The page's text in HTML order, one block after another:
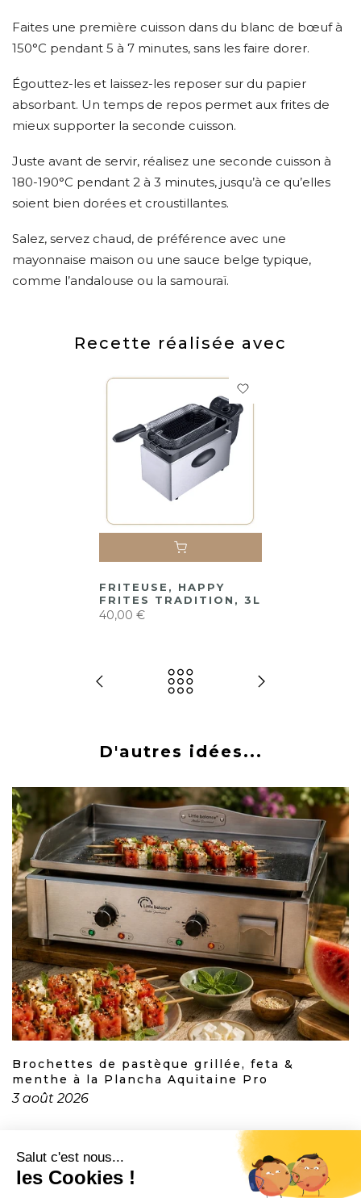
Faites une première cuisson dans du blanc de bœuf à
150°C pendant 5 à 7 minutes, sans les faire dorer.
Égouttez-les et laissez-les reposer sur du papier
absorbant. Un temps de repos permet aux frites de
mieux supporter la seconde cuisson.
Juste avant de servir, réalisez une seconde cuisson à
180-190°C pendant 2 à 3 minutes, jusqu’à ce qu’elles
soient bien dorées et croustillantes.
Salez, servez chaud, de préférence avec une
mayonnaise maison ou une sauce belge typique,
comme l’andalouse ou la samouraï.
Recette réalisée avec
FRITEUSE, HAPPY
FRITES TRADITION, 3L
40,00 €
D'autres idées...
Brochettes de pastèque grillée, feta &
menthe à la Plancha Aquitaine Pro
3 août 2026
CONTACT